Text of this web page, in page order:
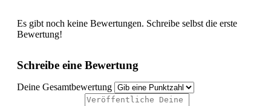
Es gibt noch keine Bewertungen. Schreibe selbst die erste
Bewertung!
Schreibe eine Bewertung
Deine Gesamtbewertung